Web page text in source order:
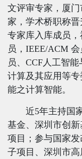
文评审专家，厦门
家，学术桥职称
专家库入库成员
员， IEEE/ACM 会
员、 CCF人工智能
计算及其应用等
能之计算智能。
近5年主持国
基金、深圳市创
项目；参与国家
子项目、深圳市